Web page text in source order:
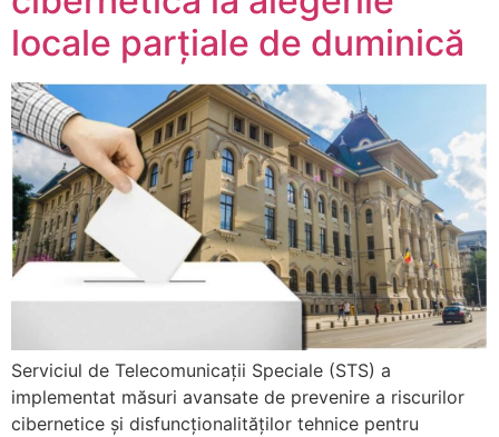
locale parțiale de duminică
Serviciul de Telecomunicații Speciale (STS) a
implementat măsuri avansate de prevenire a riscurilor
cibernetice și disfuncționalităților tehnice pentru